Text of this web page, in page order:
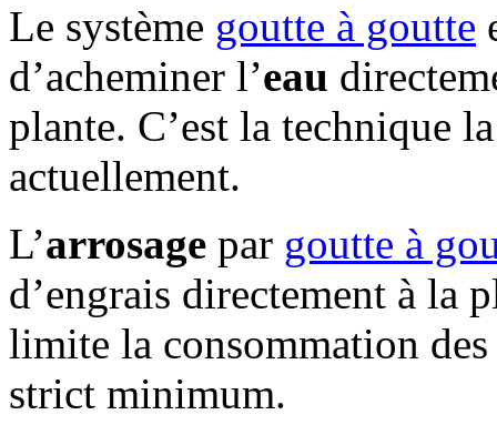
Le système goutte à goutte
d’acheminer l’eau
plante. C’est la technique
actuellement.
L’arrosage par goutte à
d’engrais directement à la
limite la consommation
strict minimum.